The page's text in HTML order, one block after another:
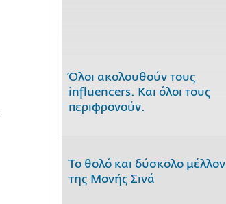
Όλοι ακολουθούν τους
influencers. Και όλοι τους
περιφρονούν.
Το θολό και δύσκολο μέλλον
της Μονής Σινά